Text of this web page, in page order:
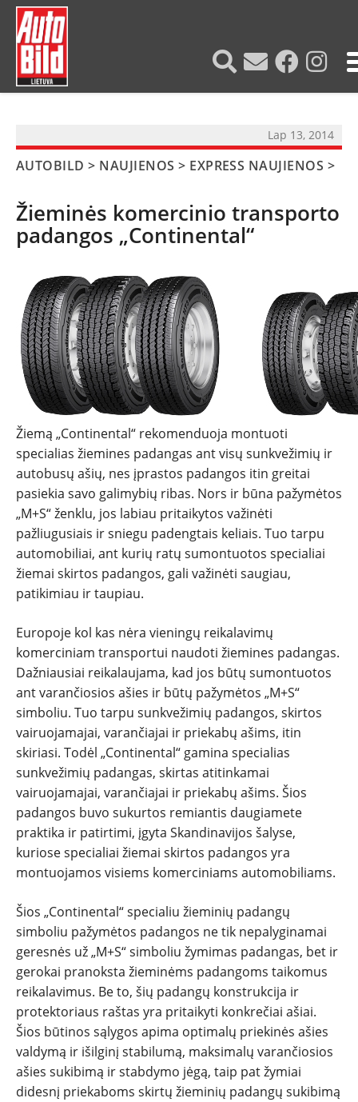
NAUJIENOS
TESTAI
NAUJI
REPORTAŽAI
SPORTAS
PATARIMAI
ĮVAIRENYBĖS
Lap 13, 2014
AUTOBILD > NAUJIENOS > EXPRESS NAUJIENOS >
Žieminės komercinio transporto
padangos „Continental“
Žiemą „Continental“ rekomenduoja montuoti
specialias žiemines padangas ant visų sunkvežimių ir
autobusų ašių, nes įprastos padangos itin greitai
pasiekia savo galimybių ribas. Nors ir būna pažymėtos
„M+S“ ženklu, jos labiau pritaikytos važinėti
pažliugusiais ir sniegu padengtais keliais. Tuo tarpu
automobiliai, ant kurių ratų sumontuotos specialiai
žiemai skirtos padangos, gali važinėti saugiau,
patikimiau ir taupiau.
Europoje kol kas nėra vieningų reikalavimų
komerciniam transportui naudoti žiemines padangas.
Dažniausiai reikalaujama, kad jos būtų sumontuotos
ant varančiosios ašies ir būtų pažymėtos „M+S“
simboliu. Tuo tarpu sunkvežimių padangos, skirtos
vairuojamajai, varančiajai ir priekabų ašims, itin
skiriasi. Todėl „Continental“ gamina specialias
sunkvežimių padangas, skirtas atitinkamai
vairuojamajai, varančiajai ir priekabų ašims. Šios
padangos buvo sukurtos remiantis daugiamete
praktika ir patirtimi, įgyta Skandinavijos šalyse,
kuriose specialiai žiemai skirtos padangos yra
montuojamos visiems komerciniams automobiliams.
Šios „Continental“ specialiu žieminių padangų
simboliu pažymėtos padangos ne tik nepalyginamai
geresnės už „M+S“ simboliu žymimas padangas, bet ir
gerokai pranoksta žieminėms padangoms taikomus
reikalavimus. Be to, šių padangų konstrukcija ir
protektoriaus raštas yra pritaikyti konkrečiai ašiai.
Šios būtinos sąlygos apima optimalų priekinės ašies
valdymą ir išilginį stabilumą, maksimalų varančiosios
ašies sukibimą ir stabdymo jėgą, taip pat žymiai
didesnį priekaboms skirtų žieminių padangų sukibimą